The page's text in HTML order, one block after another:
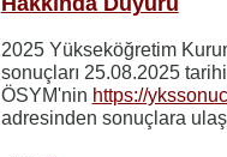
2025 Yükseköğretim
sonuçları 25.08.2025
ÖSYM'nin https://
adresinden sonuçlara